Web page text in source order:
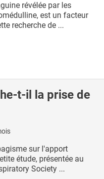
révélée par les
est un facteur
recherche de ...
t-il la prise de
sur l'apport
étude, présentée au
Society ...